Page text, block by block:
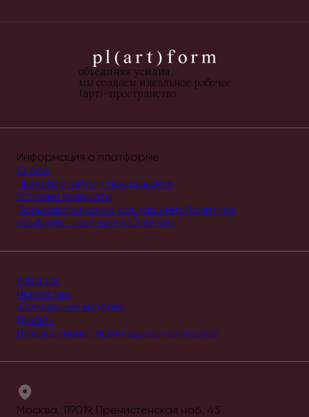
объединяя усилия,
мы создаем идеальное рабочее
(арт)-пространство
Информация о платформе
О нас
Приобретайте и продавайте
Условия возврата
Пользовательское соглашениеПолитика
конфиденциальностиОферта
Каталог
Искусство
Ювелирные изделия
Дизайн
Декоративно-прикладное искусство
Москва, 119019, Пречистенская наб., 43